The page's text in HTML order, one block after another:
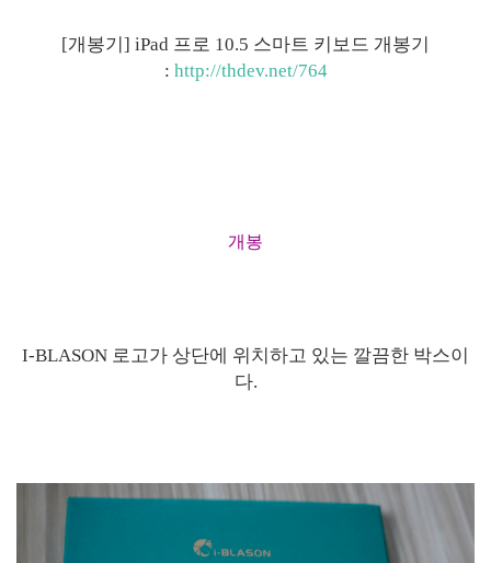
[개봉기] iPad 프로 10.5 스마트 키보드 개봉기
: http://thdev.net/764
개봉
I-BLASON 로고가 상단에 위치하고 있는 깔끔한 박스이
다.